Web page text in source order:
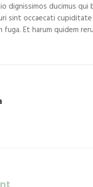
dignissimos ducimus
sint occaecati
Et harum quidem